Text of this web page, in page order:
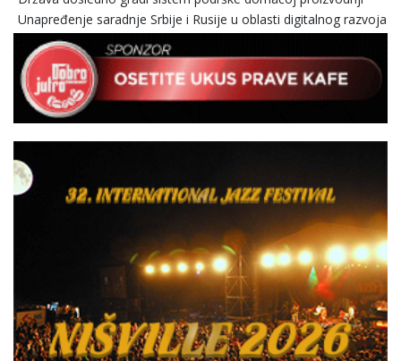
Unapređenje saradnje Srbije i Rusije u oblasti digitalnog razvoja